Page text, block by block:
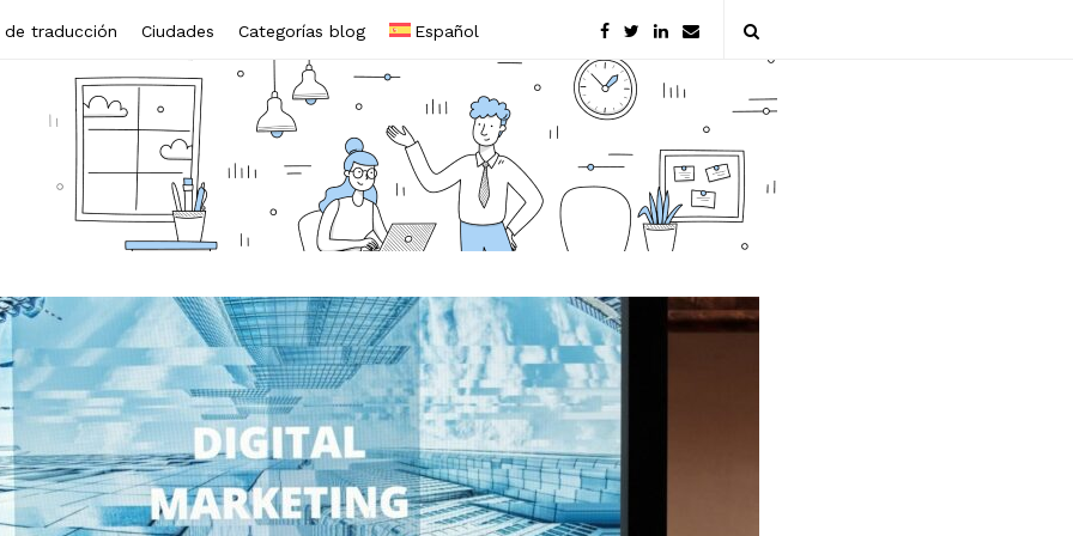
de traducción Ciudades Categorías blog Español